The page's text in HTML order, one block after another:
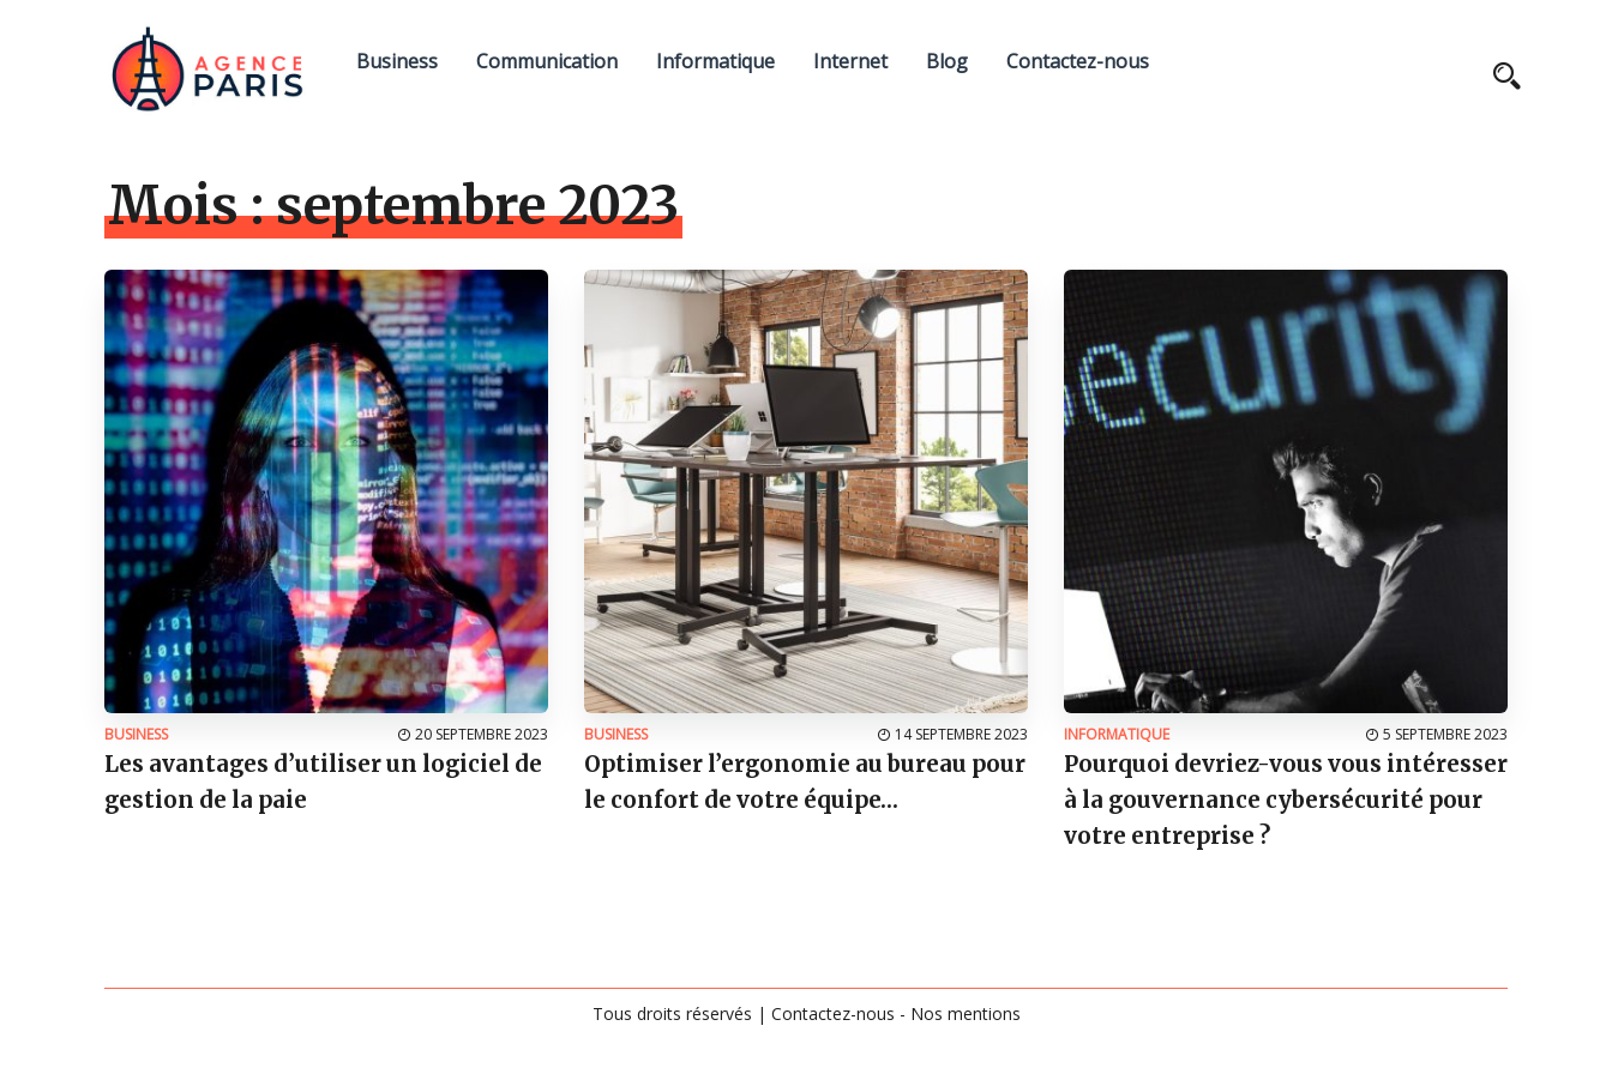
Business Communication Informatique Internet Blog Contactez-nous
Mois :septembre 2023
BUSINESS 20 SEPTEMBRE 2023
Les avantages d’utiliser un logiciel de
gestion de la paie
BUSINESS 14 SEPTEMBRE 2023
Optimiser l’ergonomie au bureau pour
le confort de votre équipe…
INFORMATIQUE 5 SEPTEMBRE 2023
Pourquoi devriez-vous vous intéresser
à la gouvernance cybersécurité pour
votre entreprise ?
Tous droits réservés | Contactez-nous - Nos mentions